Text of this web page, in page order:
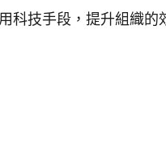
科技手段，提升組織的